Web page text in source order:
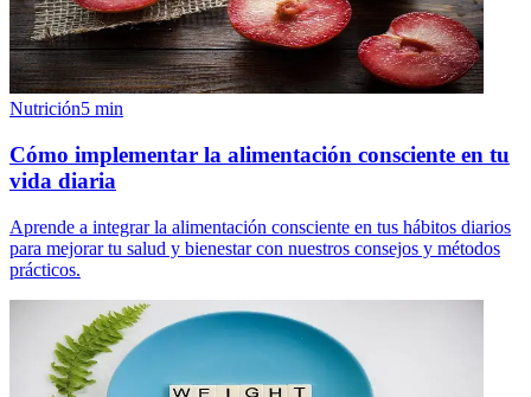
Nutrición5 min
Cómo implementar la alimentación consciente en tu
vida diaria
Aprende a integrar la alimentación consciente en tus hábitos diarios
para mejorar tu salud y bienestar con nuestros consejos y métodos
prácticos.